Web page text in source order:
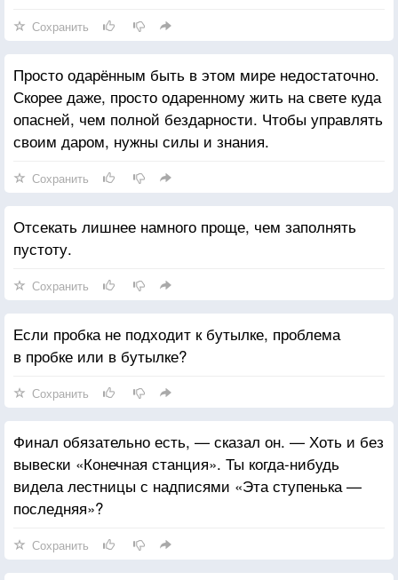
Сохранить
Просто одарённым быть в этом мире недостаточно.
Скорее даже, просто одаренному жить на свете куда
опасней, чем полной бездарности. Чтобы управлять
своим даром, нужны силы и знания.
Сохранить
Отсекать лишнее намного проще, чем заполнять
пустоту.
Сохранить
Если пробка не подходит к бутылке, проблема
в пробке или в бутылке?
Сохранить
Финал обязательно есть, — сказал он. — Хоть и без
вывески «Конечная станция». Ты когда-нибудь
видела лестницы с надписями «Эта ступенька —
последняя»?
Сохранить